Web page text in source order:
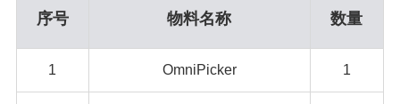
序号 物料名称 数量
1 OmniPicker 1